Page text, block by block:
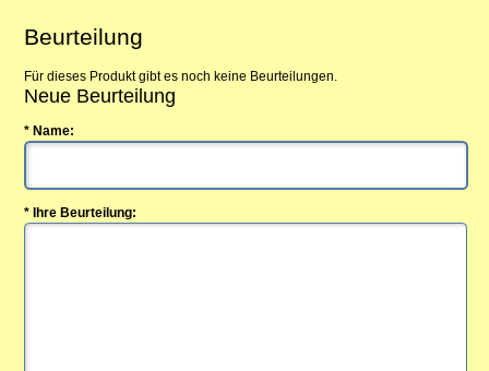
Beurteilung
Für dieses Produkt gibt es noch keine Beurteilungen.
Neue Beurteilung
* Name:
* Ihre Beurteilung: